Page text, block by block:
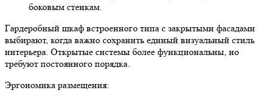
боковым стенкам.
Гардеробный шкаф встроенного типа с закрытыми фасадами
выбирают, когда важно сохранить единый визуальный стиль
интерьера. Открытые системы более функциональны, но
требуют постоянного порядка.
Эргономика размещения: